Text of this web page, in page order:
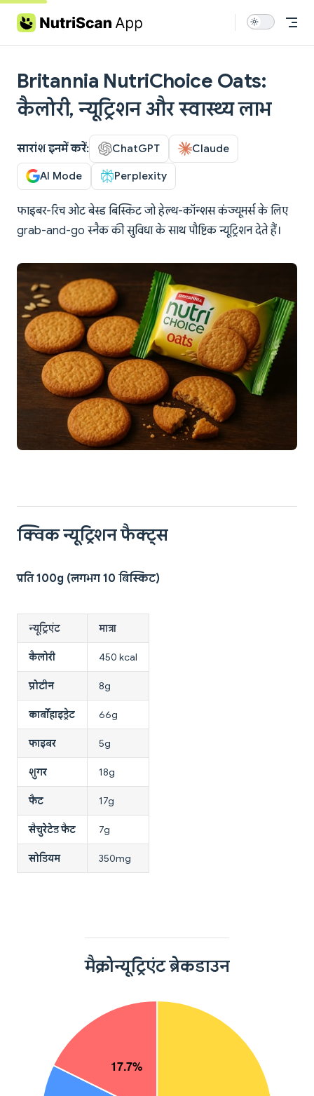
Skip to content
Britannia NutriChoice Oats:
कैलोरी, न्यूट्रिशन और स्वास्थ्य लाभ
सारांश इनमें करें: ChatGPT Claude
AI Mode Perplexity
फाइबर-रिच ओट बेस्ड बिस्किट जो हेल्थ-कॉन्शस कंज्यूमर्स के लिए
grab-and-go स्नैक की सुविधा के साथ पौष्टिक न्यूट्रिशन देते हैं।
क्विक न्यूट्रिशन फैक्ट्स
प्रति 100g (लगभग 10 बिस्किट)
न्यूट्रिएंट मात्रा
कैलोरी 450 kcal
प्रोटीन 8g
कार्बोहाइड्रेट 66g
फाइबर 5g
शुगर 18g
फैट 17g
सैचुरेटेड फैट 7g
सोडियम 350mg
मैक्रोन्यूट्रिएंट ब्रेकडाउन